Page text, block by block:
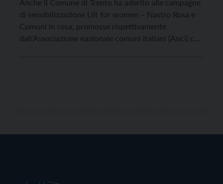
Anche il Comune di Trento ha aderito alle campagne
di sensibilizzazione Lilt for women – Nastro Rosa e
Comuni in rosa, promosse rispettivamente
dall’Associazione nazionale comuni italiani (Anci) con